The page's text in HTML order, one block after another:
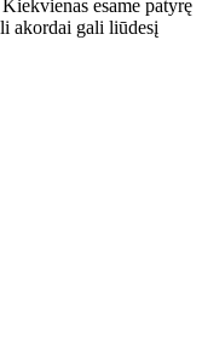
esame patyrę
akordai gali liūdesį